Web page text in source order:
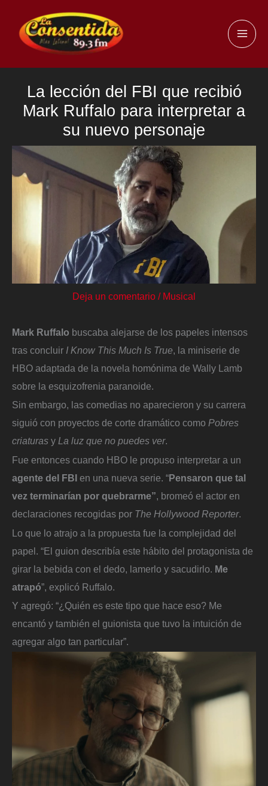
contenido
La lección del FBI que recibió
Mark Ruffalo para interpretar a
su nuevo personaje
Deja un comentario / Musical
Mark Ruffalo buscaba alejarse de los papeles intensos
tras concluir I Know This Much Is True, la miniserie de
HBO adaptada de la novela homónima de Wally Lamb
sobre la esquizofrenia paranoide.
Sin embargo, las comedias no aparecieron y su carrera
siguió con proyectos de corte dramático como Pobres
criaturas y La luz que no puedes ver.
Fue entonces cuando HBO le propuso interpretar a un
agente del FBI en una nueva serie. “Pensaron que tal
vez terminarían por quebrarme”, bromeó el actor en
declaraciones recogidas por The Hollywood Reporter.
Lo que lo atrajo a la propuesta fue la complejidad del
papel. “El guion describía este hábito del protagonista de
girar la bebida con el dedo, lamerlo y sacudirlo. Me
atrapó”, explicó Ruffalo.
Y agregó: “¿Quién es este tipo que hace eso? Me
encantó y también el guionista que tuvo la intuición de
agregar algo tan particular”.